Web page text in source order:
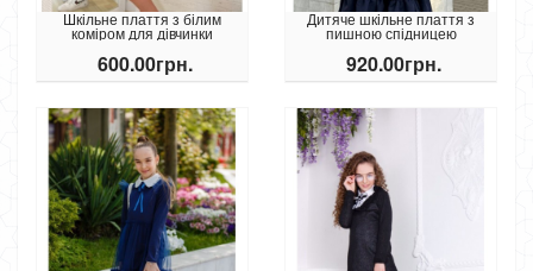
Шкільне плаття з білим
коміром для дівчинки
600.00грн.
Дитяче шкільне плаття з
пишною спідницею
920.00грн.